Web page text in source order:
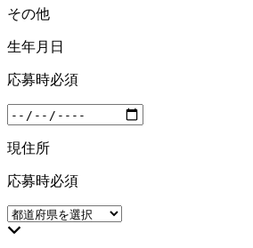
その他
生年月日
応募時必須
現住所
応募時必須